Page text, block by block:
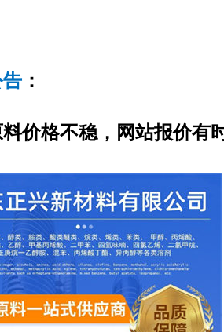
：
价格不稳，网站报价有